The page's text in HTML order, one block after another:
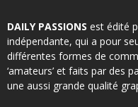
DAILY PASSIONS est édité
indépendante, qui a pour
différentes formes de
‘amateurs’ et faits par des
une aussi grande qualité